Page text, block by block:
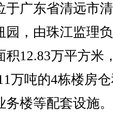
广东省清远市
园，由珠江监理
积12.83万平方米
万吨的4栋楼房
务楼等配套设施